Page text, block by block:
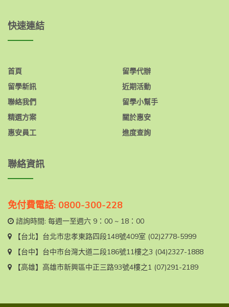
快速連結
首頁
留學新訊
聯絡我們
精選方案
惠安員工
留學代辦
近期活動
留學小幫手
關於惠安
進度查詢
聯絡資訊
免付費電話: 0800-300-228
諮詢時間: 每週一至週六 9：00 ~ 18：00
【台北】 台北市忠孝東路四段148號409室 (02)2778-5999
【台中】 台中市台灣大道二段186號11樓之3 (04)2327-1888
【高雄】 高雄市新興區中正三路93號4樓之1 (07)291-2189